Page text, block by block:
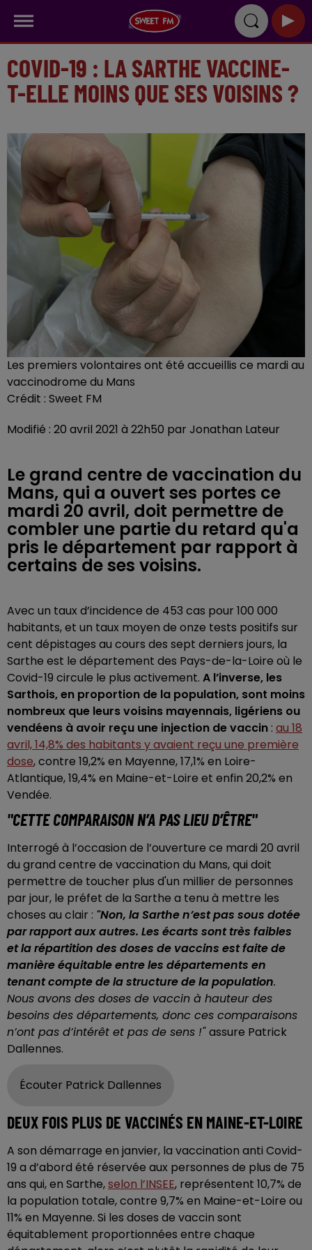
COVID-19 : LA SARTHE VACCINE-
T-ELLE MOINS QUE SES VOISINS ?
Les premiers volontaires ont été accueillis ce mardi au
vaccinodrome du Mans
Crédit : Sweet FM
Modifié : 20 avril 2021 à 22h50 par Jonathan Lateur
Le grand centre de vaccination du
Mans, qui a ouvert ses portes ce
mardi 20 avril, doit permettre de
combler une partie du retard qu'a
pris le département par rapport à
certains de ses voisins.
Avec un taux d’incidence de 453 cas pour 100 000
habitants, et un taux moyen de onze tests positifs sur
cent dépistages au cours des sept derniers jours, la
Sarthe est le département des Pays-de-la-Loire où le
Covid-19 circule le plus activement. A l’inverse, les
Sarthois, en proportion de la population, sont moins
nombreux que leurs voisins mayennais, ligériens ou
vendéens à avoir reçu une injection de vaccin : au 18
avril, 14,8% des habitants y avaient reçu une première
dose, contre 19,2% en Mayenne, 17,1% en Loire-
Atlantique, 19,4% en Maine-et-Loire et enfin 20,2% en
Vendée.
"CETTE COMPARAISON N’A PAS LIEU D’ÊTRE"
Interrogé à l’occasion de l’ouverture ce mardi 20 avril
du grand centre de vaccination du Mans, qui doit
permettre de toucher plus d'un millier de personnes
par jour, le préfet de la Sarthe a tenu à mettre les
choses au clair : "Non, la Sarthe n’est pas sous dotée
par rapport aux autres. Les écarts sont très faibles
et la répartition des doses de vaccins est faite de
manière équitable entre les départements en
tenant compte de la structure de la population.
Nous avons des doses de vaccin à hauteur des
besoins des départements, donc ces comparaisons
n’ont pas d’intérêt et pas de sens !"assure Patrick
Dallennes.
Écouter Patrick Dallennes
DEUX FOIS PLUS DE VACCINÉS EN MAINE-ET-LOIRE
A son démarrage en janvier, la vaccination anti Covid-
19 a d’abord été réservée aux personnes de plus de 75
ans qui, en Sarthe,selon l’INSEE, représentent 10,7% de
la population totale, contre 9,7% en Maine-et-Loire ou
11% en Mayenne. Si les doses de vaccin sont
équitablement proportionnées entre chaque